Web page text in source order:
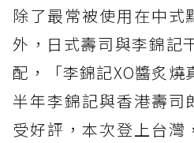
除了最常被使用在中式
外，日式壽司與李錦記
配，「李錦記XO醬炙燒
半年李錦記與香港壽司
受好評，本次登上台灣